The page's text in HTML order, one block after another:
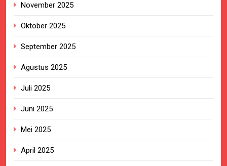
November 2025
Oktober 2025
September 2025
Agustus 2025
Juli 2025
Juni 2025
Mei 2025
April 2025